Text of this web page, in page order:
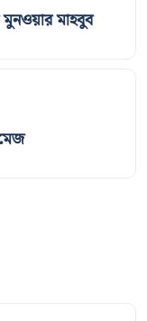
মাহবুব